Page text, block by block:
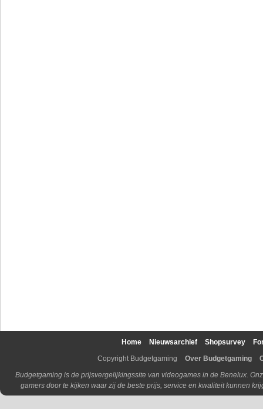
Home Nieuwsarchief Shopsurvey
Copyright Budgetgaming
Over Budgetgaming
Budgetgaming is de prijsvergelijkingssite van videogames in de Benelux.
gamers door te kijken waar zij de beste prijs, service en kwaliteit kunnen